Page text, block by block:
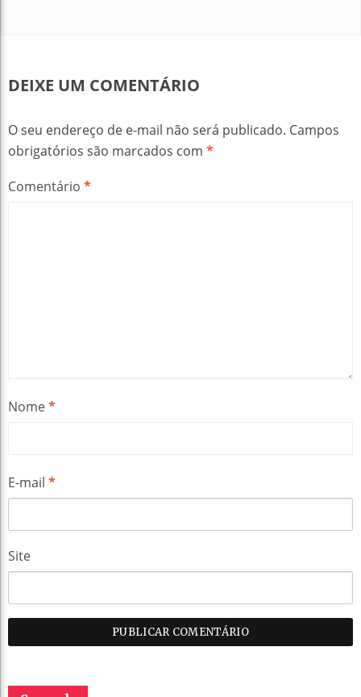
DEIXE UM COMENTÁRIO
O seu endereço de e-mail não será publicado. Campos
obrigatórios são marcados com *
Comentário *
Nome*
E-mail *
Site